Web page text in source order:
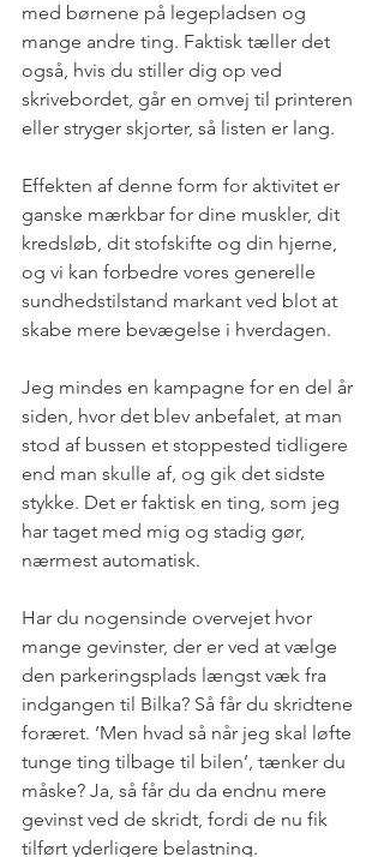
med børnene på legepladsen og
mange andre ting. Faktisk tæller det
også, hvis du stiller dig op ved
skrivebordet, går en omvej til printeren
eller stryger skjorter, så listen er lang.
Effekten af denne form for aktivitet er
ganske mærkbar for dine muskler, dit
kredsløb, dit stofskifte og din hjerne,
og vi kan forbedre vores generelle
sundhedstilstand markant ved blot at
skabe mere bevægelse i hverdagen.
Jeg mindes en kampagne for en del år
siden, hvor det blev anbefalet, at man
stod af bussen et stoppested tidligere
end man skulle af, og gik det sidste
stykke. Det er faktisk en ting, som jeg
har taget med mig og stadig gør,
nærmest automatisk.
Har du nogensinde overvejet hvor
mange gevinster, der er ved at vælge
den parkeringsplads længst væk fra
indgangen til Bilka? Så får du skridtene
foræret. ’Men hvad så når jeg skal løfte
tunge ting tilbage til bilen’, tænker du
måske? Ja, så får du da endnu mere
gevinst ved de skridt, fordi de nu fik
tilført yderligere belastning.